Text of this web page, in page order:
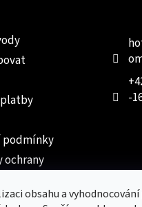
obsahu a
podmínky
ochrany
-